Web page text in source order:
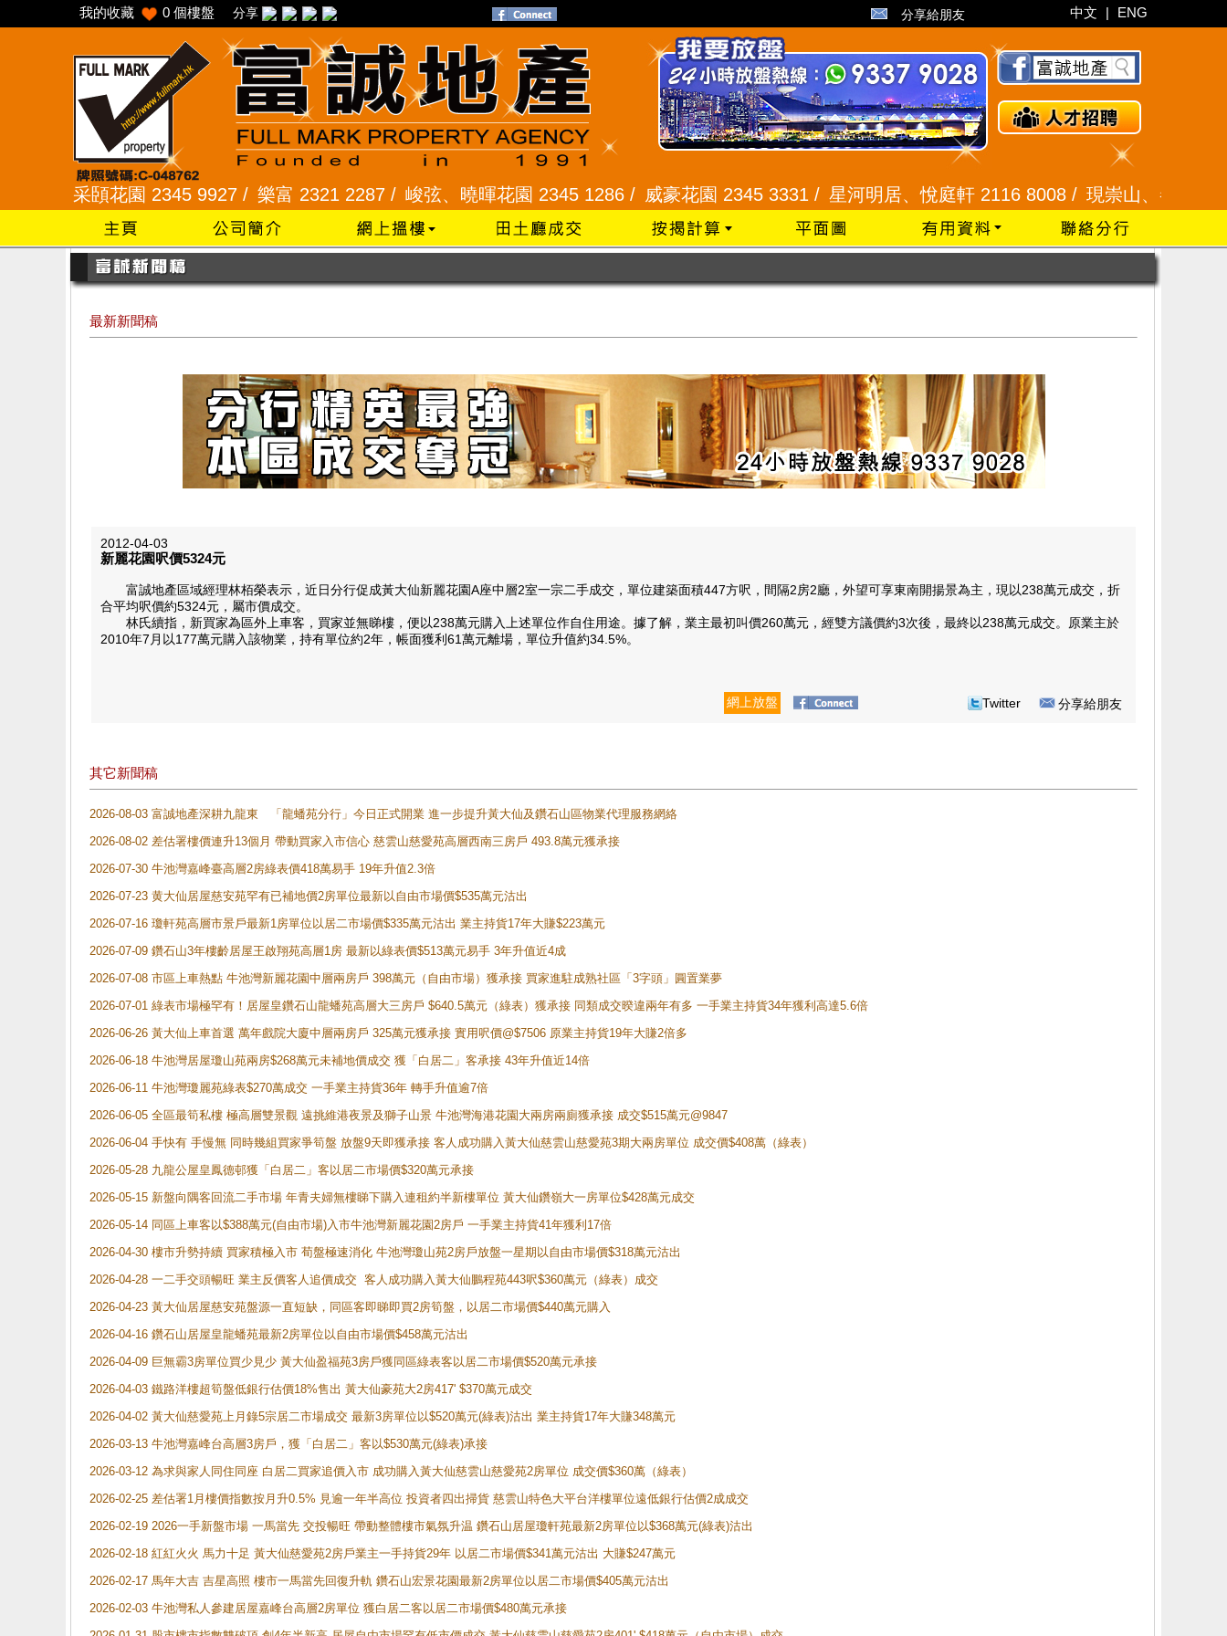
我的收藏 0 個樓盤 分享 分享給朋友 中文 | ENG
采頣花園 2345 9927 /樂富 2321 2287 /峻弦、曉暉花園 2345 1286 /威豪花園 2345 3331 /星河明居、悅庭軒 2116 8008 /現崇山、譽港灣 2345
最新新聞稿
2012-04-03
新麗花園呎價5324元
富誠地產區域經理林栢榮表示，近日分行促成黃大仙新麗花園A座中層2室一宗二手成交，單位建築面積447方呎，間隔2房2廳，外望可享東南開揚景為主，現以238萬元成交，折
合平均呎價約5324元，屬市價成交。
林氏續指，新買家為區外上車客，買家並無睇樓，便以238萬元購入上述單位作自住用途。據了解，業主最初叫價260萬元，經雙方議價約3次後，最終以238萬元成交。原業主於
2010年7月以177萬元購入該物業，持有單位約2年，帳面獲利61萬元離場，單位升值約34.5%。
網上放盤 Twitter 分享給朋友
其它新聞稿
2026-08-03 富誠地產深耕九龍東 「龍蟠苑分行」今日正式開業 進一步提升黃大仙及鑽石山區物業代理服務網絡
2026-08-02 差估署樓價連升13個月 帶動買家入市信心 慈雲山慈愛苑高層西南三房戶 493.8萬元獲承接
2026-07-30 牛池灣嘉峰臺高層2房綠表價418萬易手 19年升值2.3倍
2026-07-23 黄大仙居屋慈安苑罕有已補地價2房單位最新以自由市場價$535萬元沽出
2026-07-16 瓊軒苑高層市景戶最新1房單位以居二市場價$335萬元沽出 業主持貨17年大賺$223萬元
2026-07-09 鑽石山3年樓齡居屋王啟翔苑高層1房 最新以綠表價$513萬元易手 3年升值近4成
2026-07-08 市區上車熱點 牛池灣新麗花園中層兩房戶 398萬元（自由市場）獲承接 買家進駐成熟社區「3字頭」圓置業夢
2026-07-01 綠表市場極罕有！居屋皇鑽石山龍蟠苑高層大三房戶 $640.5萬元（綠表）獲承接 同類成交暌違兩年有多 一手業主持貨34年獲利高達5.6倍
2026-06-26 黃大仙上車首選 萬年戲院大廈中層兩房戶 325萬元獲承接 實用呎價@$7506 原業主持貨19年大賺2倍多
2026-06-18 牛池灣居屋瓊山苑兩房$268萬元未補地價成交 獲「白居二」客承接 43年升值近14倍
2026-06-11 牛池灣瓊麗苑綠表$270萬成交 一手業主持貨36年 轉手升值逾7倍
2026-06-05 全區最筍私樓 極高層雙景觀 遠挑維港夜景及獅子山景 牛池灣海港花園大兩房兩廁獲承接 成交$515萬元@9847
2026-06-04 手快有 手慢無 同時幾組買家爭筍盤 放盤9天即獲承接 客人成功購入黃大仙慈雲山慈愛苑3期大兩房單位 成交價$408萬（綠表）
2026-05-28 九龍公屋皇鳳德邨獲「白居二」客以居二市場價$320萬元承接
2026-05-15 新盤向隅客回流二手市場 年青夫婦無樓睇下購入連租約半新樓單位 黃大仙鑽嶺大一房單位$428萬元成交
2026-05-14 同區上車客以$388萬元(自由市場)入市牛池灣新麗花園2房戶 一手業主持貨41年獲利17倍
2026-04-30 樓市升勢持續 買家積極入市 荀盤極速消化 牛池灣瓊山苑2房戶放盤一星期以自由市場價$318萬元沽出
2026-04-28 一二手交頭暢旺 業主反價客人追價成交 客人成功購入黃大仙鵬程苑443呎$360萬元（綠表）成交
2026-04-23 黃大仙居屋慈安苑盤源一直短缺，同區客即睇即買2房筍盤，以居二市場價$440萬元購入
2026-04-16 鑽石山居屋皇龍蟠苑最新2房單位以自由市場價$458萬元沽出
2026-04-09 巨無霸3房單位買少見少 黃大仙盈福苑3房戶獲同區綠表客以居二市場價$520萬元承接
2026-04-03 鐵路洋樓超筍盤低銀行估價18%售出 黃大仙豪苑大2房417' $370萬元成交
2026-04-02 黃大仙慈愛苑上月錄5宗居二市場成交 最新3房單位以$520萬元(綠表)沽出 業主持貨17年大賺348萬元
2026-03-13 牛池灣嘉峰台高層3房戶，獲「白居二」客以$530萬元(綠表)承接
2026-03-12 為求與家人同住同座 白居二買家追價入市 成功購入黃大仙慈雲山慈愛苑2房單位 成交價$360萬（綠表）
2026-02-25 差估署1月樓價指數按月升0.5% 見逾一年半高位 投資者四出掃貨 慈雲山特色大平台洋樓單位遠低銀行估價2成成交
2026-02-19 2026一手新盤市場 一馬當先 交投暢旺 帶動整體樓市氣氛升温 鑽石山居屋瓊軒苑最新2房單位以$368萬元(綠表)沽出
2026-02-18 紅紅火火 馬力十足 黃大仙慈愛苑2房戶業主一手持貨29年 以居二市場價$341萬元沽出 大賺$247萬元
2026-02-17 馬年大吉 吉星高照 樓市一馬當先回復升軌 鑽石山宏景花園最新2房單位以居二市場價$405萬元沽出
2026-02-03 牛池灣私人參建居屋嘉峰台高層2房單位 獲白居二客以居二市場價$480萬元承接